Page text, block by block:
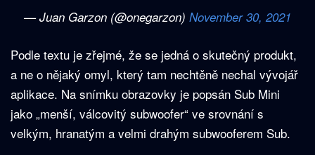
— Juan Garzon (@onegarzon) November 30, 2021
Podle textu je zřejmé, že se jedná o skutečný produkt,
a ne o nějaký omyl, který tam nechtěně nechal vývojář
aplikace. Na snímku obrazovky je popsán Sub Mini
jako „menší, válcovitý subwoofer“ ve srovnání s
velkým, hranatým a velmi drahým subwooferem Sub.